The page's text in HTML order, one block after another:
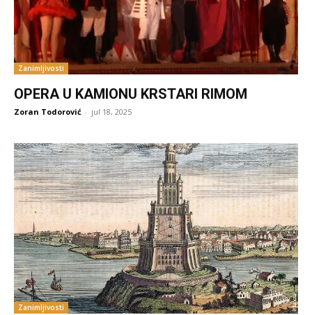
Zanimljivosti
OPERA U KAMIONU KRSTARI RIMOM
Zoran Todorović - jul 18, 2025
Zanimljivosti